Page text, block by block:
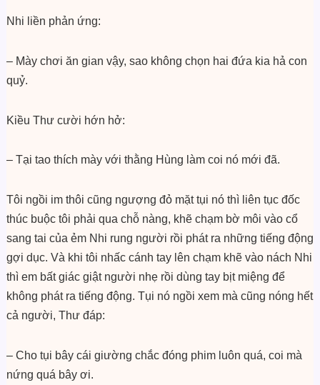
Nhi liền phản ứng:
– Mày chơi ăn gian vậy, sao không chọn hai đứa kia hả con
quỷ.
Kiều Thư cười hớn hở:
– Tại tao thích mày với thằng Hùng làm coi nó mới đã.
Tôi ngồi im thôi cũng ngượng đỏ mặt tụi nó thì liên tục đốc
thúc buộc tôi phải qua chỗ nàng, khẽ chạm bờ môi vào cổ
sang tai của ẻm Nhi rung người rồi phát ra những tiếng động
gợi dục. Và khi tôi nhấc cánh tay lên chạm khẽ vào nách Nhi
thì em bất giác giật người nhẹ rồi dùng tay bịt miệng để
không phát ra tiếng động. Tụi nó ngồi xem mà cũng nóng hết
cả người, Thư đáp:
– Cho tụi bây cái giường chắc đóng phim luôn quá, coi mà
nứng quá bây ơi.